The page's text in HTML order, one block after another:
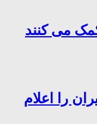
می کنند
را اعلام